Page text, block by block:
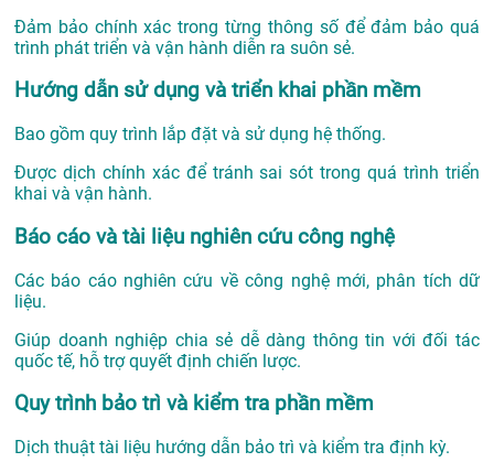
Đảm bảo chính xác trong từng thông số để đảm bảo quá
trình phát triển và vận hành diễn ra suôn sẻ.
Hướng dẫn sử dụng và triển khai phần mềm
Bao gồm quy trình lắp đặt và sử dụng hệ thống.
Được dịch chính xác để tránh sai sót trong quá trình triển
khai và vận hành.
Báo cáo và tài liệu nghiên cứu công nghệ
Các báo cáo nghiên cứu về công nghệ mới, phân tích dữ
liệu.
Giúp doanh nghiệp chia sẻ dễ dàng thông tin với đối tác
quốc tế, hỗ trợ quyết định chiến lược.
Quy trình bảo trì và kiểm tra phần mềm
Dịch thuật tài liệu hướng dẫn bảo trì và kiểm tra định kỳ.